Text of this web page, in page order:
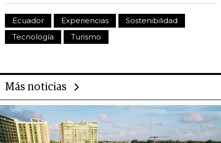
Ecuador Experiencias
Sostenibilidad
Tecnología
Turismo
Más noticias